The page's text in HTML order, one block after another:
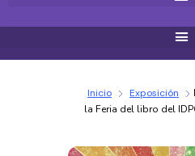
Inicio Exposición
la Feria del libro del